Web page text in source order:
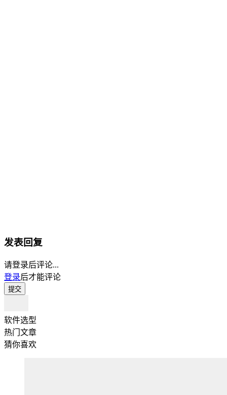
发表回复
请登录后评论...
登录后才能评论
提交
软件选型
热门文章
猜你喜欢